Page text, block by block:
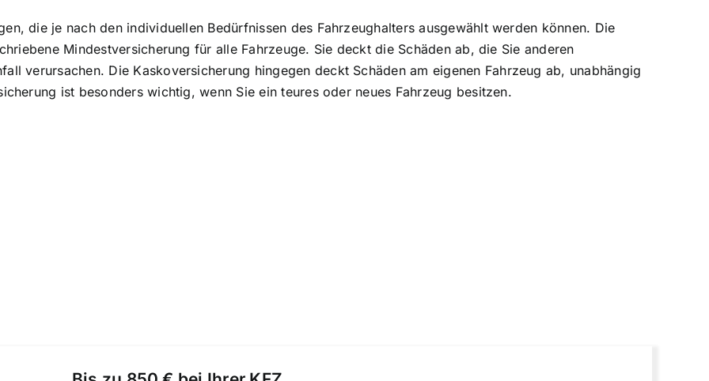
die je nach den individuellen Bedürfnissen des Fahrzeughalters ausgewählt werden können. Die
Mindestversicherung für alle Fahrzeuge. Sie deckt die Schäden ab, die Sie anderen
verursachen. Die Kaskoversicherung hingegen deckt Schäden am eigenen Fahrzeug ab, unabhängig
ist besonders wichtig, wenn Sie ein teures oder neues Fahrzeug besitzen.